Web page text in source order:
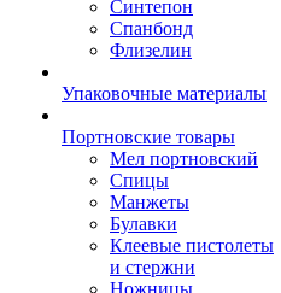
Синтепон
Спанбонд
Флизелин
Упаковочные материалы
Портновские товары
Мел портновский
Спицы
Манжеты
Булавки
Клеевые пистолеты
и стержни
Ножницы